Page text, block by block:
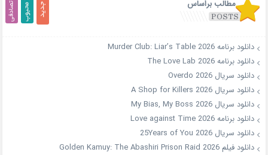
مطالب براساس
دانلود برنامه Murder Club: Liar’s Table 2026
دانلود برنامه The Love Lab 2026
دانلود سریال Overdo 2026
دانلود سریال A Shop for Killers 2026
دانلود سریال My Bias, My Boss 2026
دانلود برنامه Love against Time 2026
دانلود سریال 25Years of You 2026
دانلود فیلم Golden Kamuy: The Abashiri Prison Raid 2026